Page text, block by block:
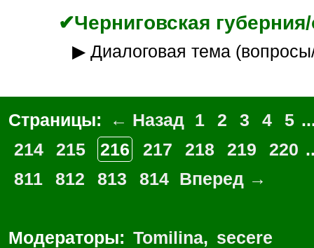
✔Черниговская
▶ Диалоговая тема
Страницы: ← Назад 1 2 3 4 5
214
215 216 217 218 219 220
811
812 813 814 Вперед →
Модераторы: Tomilina, secere